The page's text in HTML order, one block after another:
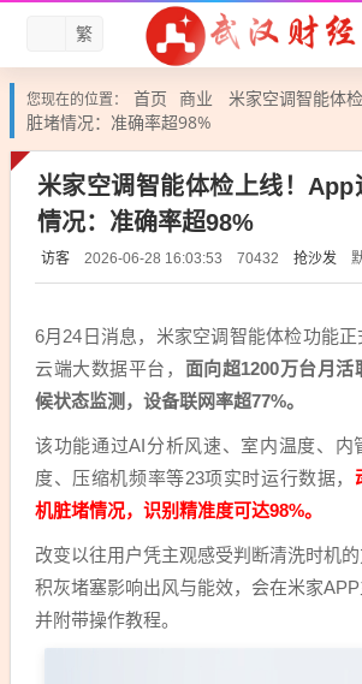
繁
您现在的位置： 首页 商业
米家空调智能体
脏堵情况：准确率超98%
米家空调智能体检上线！App
情况：准确率超98%
访客 2026-06-28 16:03:53 70432 抢沙发
6月24日消息，米家空调智能体检功能
云端大数据平台， 面向超1200万台月
候状态监测，设备联网率超77%。
该功能通过AI分析风速、室内温度、内
度、压缩机频率等23项实时运行数据，
机脏堵情况，识别精准度可达98%。
改变以往用户凭主观感受判断清洗时机
积灰堵塞影响出风与能效，会在米家
并附带操作教程。